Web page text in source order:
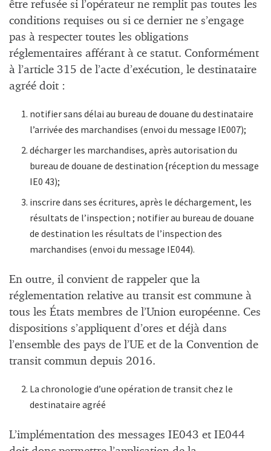
être refusée si l’opérateur ne remplit pas toutes les
conditions requises ou si ce dernier ne s’engage
pas à respecter toutes les obligations
réglementaires afférant à ce statut. Conformément
à l’article 315 de l’acte d’exécution, le destinataire
agréé doit :
notifier sans délai au bureau de douane du destinataire
l’arrivée des marchandises (envoi du message IE007);
décharger les marchandises, après autorisation du
bureau de douane de destination {réception du message
IE0 43);
inscrire dans ses écritures, après le déchargement, les
résultats de l’inspection ; notifier au bureau de douane
de destination les résultats de l’inspection des
marchandises (envoi du message IE044).
En outre, il convient de rappeler que la
réglementation relative au transit est commune à
tous les États membres de l’Union européenne. Ces
dispositions s’appliquent d’ores et déjà dans
l’ensemble des pays de l’UE et de la Convention de
transit commun depuis 2016.
La chronologie d’une opération de transit chez le
destinataire agréé
L’implémentation des messages IE043 et IE044